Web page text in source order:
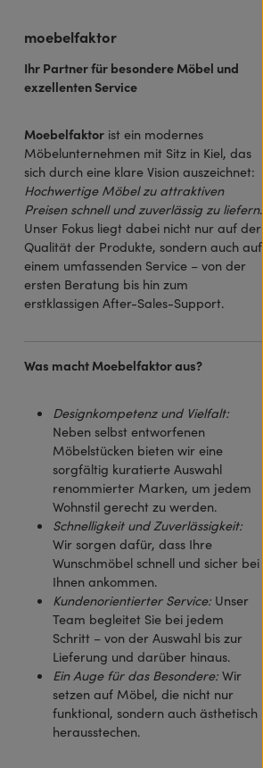
moebelfaktor
Ihr Partner für besondere Möbel und
exzellenten Service
Moebelfaktor ist ein modernes
Möbelunternehmen mit Sitz in Kiel, das
sich durch eine klare Vision auszeichnet:
Hochwertige Möbel zu attraktiven
Preisen schnell und zuverlässig zu liefern.
Unser Fokus liegt dabei nicht nur auf der
Qualität der Produkte, sondern auch auf
einem umfassenden Service – von der
ersten Beratung bis hin zum
erstklassigen After-Sales-Support.
Was macht Moebelfaktor aus?
Designkompetenz und Vielfalt:
Neben selbst entworfenen
Möbelstücken bieten wir eine
sorgfältig kuratierte Auswahl
renommierter Marken, um jedem
Wohnstil gerecht zu werden.
Schnelligkeit und Zuverlässigkeit:
Wir sorgen dafür, dass Ihre
Wunschmöbel schnell und sicher bei
Ihnen ankommen.
Kundenorientierter Service: Unser
Team begleitet Sie bei jedem
Schritt – von der Auswahl bis zur
Lieferung und darüber hinaus.
Ein Auge für das Besondere: Wir
setzen auf Möbel, die nicht nur
funktional, sondern auch ästhetisch
herausstechen.